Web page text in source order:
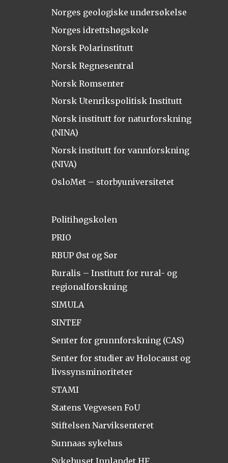
Norges geologiske undersøkelse
Norges idrettshøgskole
Norsk Polarinstitutt
Norsk Regnesentral
Norsk Romsenter
Norsk Utenrikspolitisk Institutt
Norsk institutt for naturforskning
(NINA)
Norsk institutt for vannforskning
(NIVA)
OsloMet – storbyuniversitetet
Politihøgskolen
PRIO
RBUP Øst og Sør
Ruralis – Institutt for rural- og
regionalforskning
SIMULA
SINTEF
Senter for grunnforskning (CAS)
Senter for studier av Holocaust og
livssynsminoriteter
STAMI
Statens Vegvesen FoU
Stiftelsen Narviksenteret
Sunnaas sykehus
Sykehuset Innlandet HF